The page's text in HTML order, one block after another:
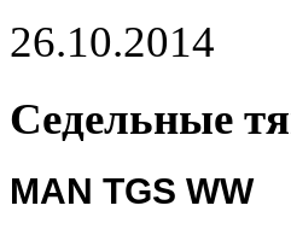
26.10.2014
Седельные
MAN TGS WW